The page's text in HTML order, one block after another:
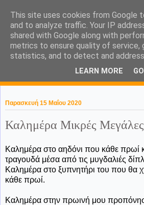
KaPa. Me without
without a biscuit!
Παρασκευή 15 Μαΐου 2020
Καλημέρα Μικρές Μεγάλες
Καλημέρα στο αηδόνι που κάθε πρωί
τραγουδά μέσα από τις μυγδαλιές
Καλημέρα στο ξυπνητήρι του που θα
κάθε πρωί.
Καλημέρα στην πρωινή μου
This site uses cookies from Google
and to analyze traffic. Your IP
shared with Google along with
metrics to ensure quality of service,
statistics, and to detect and
LEARN MORE